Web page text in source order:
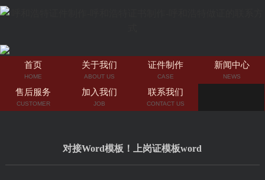
首页
HOME
关于我们
ABOUT US
证件制作
CASE
新闻中心
NEWS
售后服务
CUSTOMER
加入我们
JOB
联系我们
CONTACT US
对接Word模板！上岗证模板word